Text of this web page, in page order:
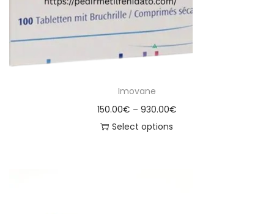
Imovane
150.00€ – 930.00€
Select options